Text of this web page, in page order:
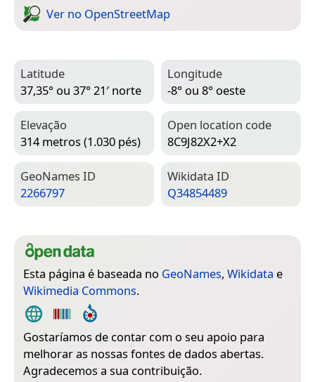
Ver no Open­Street­Map
Latitude
37,35° ou 37° 21′ norte
Longitude
-8° ou 8° oeste
Elevação
314 metros (1.030 pés)
Open location code
8C9J82X2+X2
Geo­Names ID
2266797
Wiki­data ID
Q34854489
Esta página é baseada no GeoNames, Wikidata e
Wikimedia Commons.
Gostaríamos de contar com o seu apoio para
melhorar as nossas fontes de dados abertas.
Agradecemos a sua contribuição.